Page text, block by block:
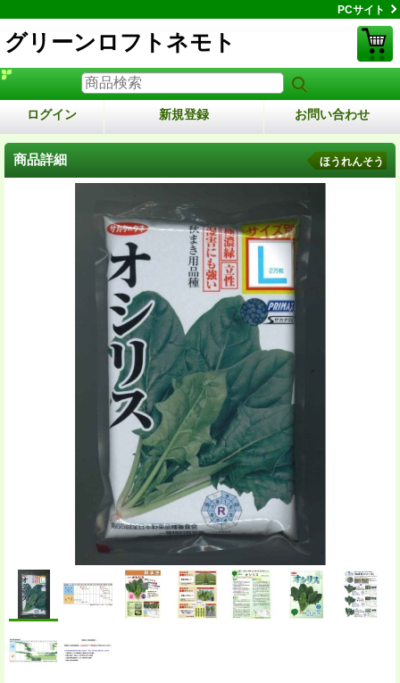
PCサイト
グリーンロフトネモト
ログイン 新規登録 お問い合わせ
商品詳細 ほうれんそう